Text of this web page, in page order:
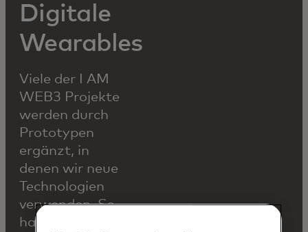
Digitale
Wearables
Viele der I AM
WEB3 Projekte
werden durch
Prototypen
ergänzt, in
denen wir neue
Technologien
verwenden. So
haben wir die